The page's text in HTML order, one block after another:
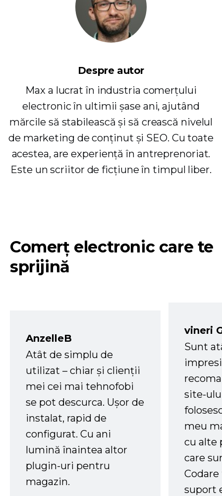
Despre autor
Max a lucrat în industria comerțului
electronic în ultimii șase ani, ajutând
mărcile să stabilească și să crească nivelul
de marketing de conținut și SEO. Cu toate
acestea, are experiență în antreprenoriat.
Este un scriitor de ficțiune în timpul liber.
Comerț electronic care te
sprijină
AnzelleB
Atât de simplu de
utilizat – chiar și clienții
mei cei mai tehnofobi
se pot descurca. Ușor de
instalat, rapid de
configurat. Cu ani
lumină înaintea altor
plugin-uri pentru
magazin.
vineri
Sunt
site-
meu
cu alte
care
suport